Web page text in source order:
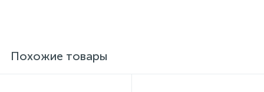
Украины, на всех изделиях стоит соответствующая
проба. К каждому ювелирному украшению
Похожие товары